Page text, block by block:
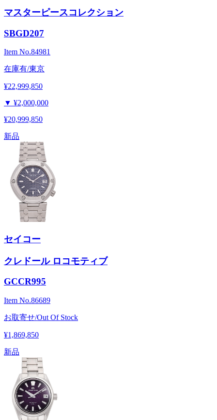
マスターピースコレクション
SBGD207
Item No.84981
在庫有/東京
¥22,999,850
▼ ¥2,000,000
¥20,999,850
新品
セイコー
クレドール ロコモティブ
GCCR995
Item No.86689
お取寄せ/Out Of Stock
¥1,869,850
新品